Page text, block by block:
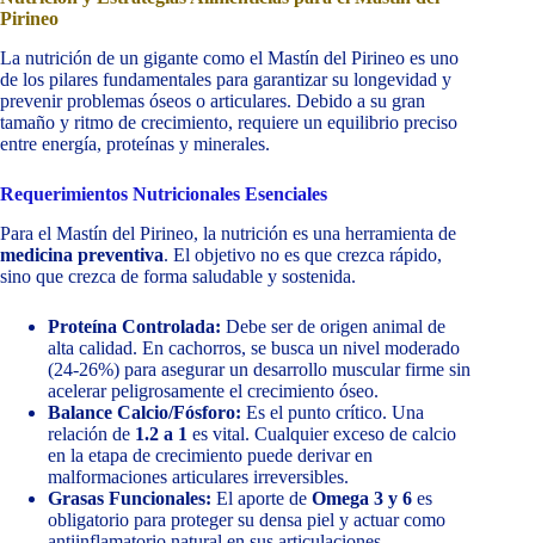
Pirineo
La nutrición de un gigante como el Mastín del Pirineo es uno
de los pilares fundamentales para garantizar su longevidad y
prevenir problemas óseos o articulares. Debido a su gran
tamaño y ritmo de crecimiento, requiere un equilibrio preciso
entre energía, proteínas y minerales.
Requerimientos Nutricionales Esenciales
Para el Mastín del Pirineo, la nutrición es una herramienta de
medicina preventiva. El objetivo no es que crezca rápido,
sino que crezca de forma saludable y sostenida.
Proteína Controlada: Debe ser de origen animal de
alta calidad. En cachorros, se busca un nivel moderado
(24-26%) para asegurar un desarrollo muscular firme sin
acelerar peligrosamente el crecimiento óseo.
Balance Calcio/Fósforo: Es el punto crítico. Una
relación de 1.2 a 1 es vital. Cualquier exceso de calcio
en la etapa de crecimiento puede derivar en
malformaciones articulares irreversibles.
Grasas Funcionales: El aporte de Omega 3 y 6 es
obligatorio para proteger su densa piel y actuar como